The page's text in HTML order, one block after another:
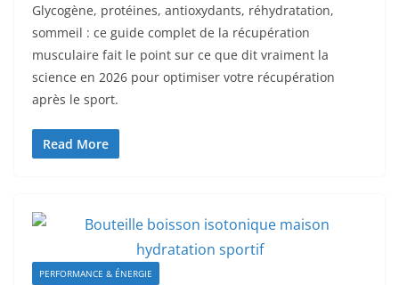
Glycogène, protéines, antioxydants, réhydratation,
sommeil : ce guide complet de la récupération
musculaire fait le point sur ce que dit vraiment la
science en 2026 pour optimiser votre récupération
après le sport.
Read More
PERFORMANCE & ÉNERGIE